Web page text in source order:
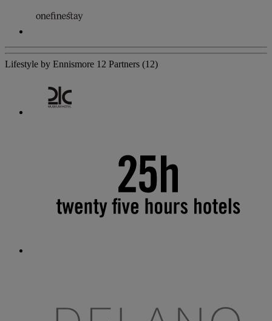
Lifestyle by Ennismore 12 Partners (12)